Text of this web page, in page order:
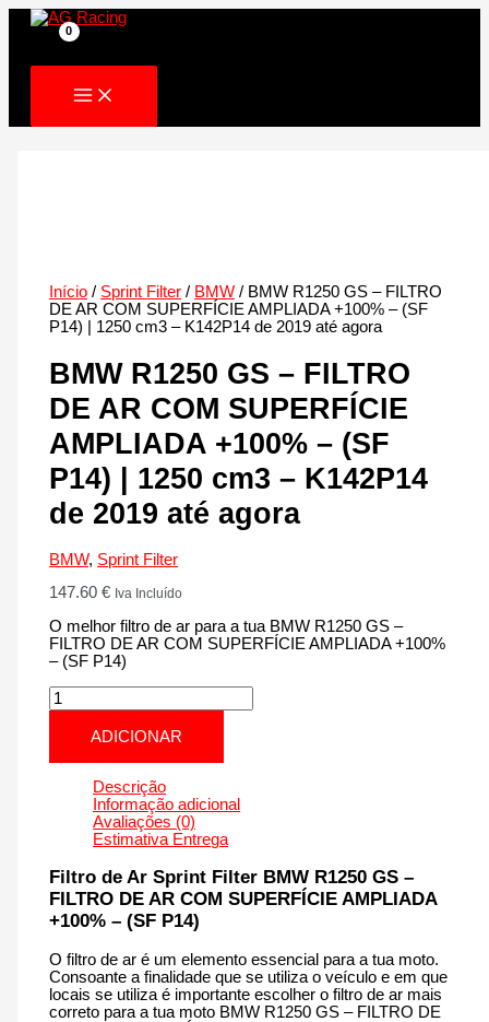
Skip
Início / Sprint Filter / BMW / BMW R1250 GS – FILTRO
DE AR COM SUPERFÍCIE AMPLIADA +100% – (SF
P14) | 1250 cm3 – K142P14 de 2019 até agora
BMW R1250 GS – FILTRO
DE AR COM SUPERFÍCIE
AMPLIADA +100% – (SF
P14) | 1250 cm3 – K142P14
de 2019 até agora
BMW, Sprint Filter
147.60€ Iva Incluído
O melhor filtro de ar para a tua BMW R1250 GS –
FILTRO DE AR COM SUPERFÍCIE AMPLIADA +100%
– (SF P14)
Quantidade
de
R1250
GS
FILTRO
SUPERFÍCIE
AMPLIADA
+100%
-
P14)
|
1250
cm3
ADICIONAR
Descrição
Informação adicional
Avaliações (0)
Estimativa Entrega
Filtro de Ar Sprint Filter BMW R1250 GS –
FILTRO DE AR COM SUPERFÍCIE AMPLIADA
+100% – (SF P14)
O filtro de ar é um elemento essencial para a tua moto.
Consoante a finalidade que se utiliza o veículo e em que
locais se utiliza é importante escolher o filtro de ar mais
correto para a tua moto BMW R1250 GS – FILTRO DE